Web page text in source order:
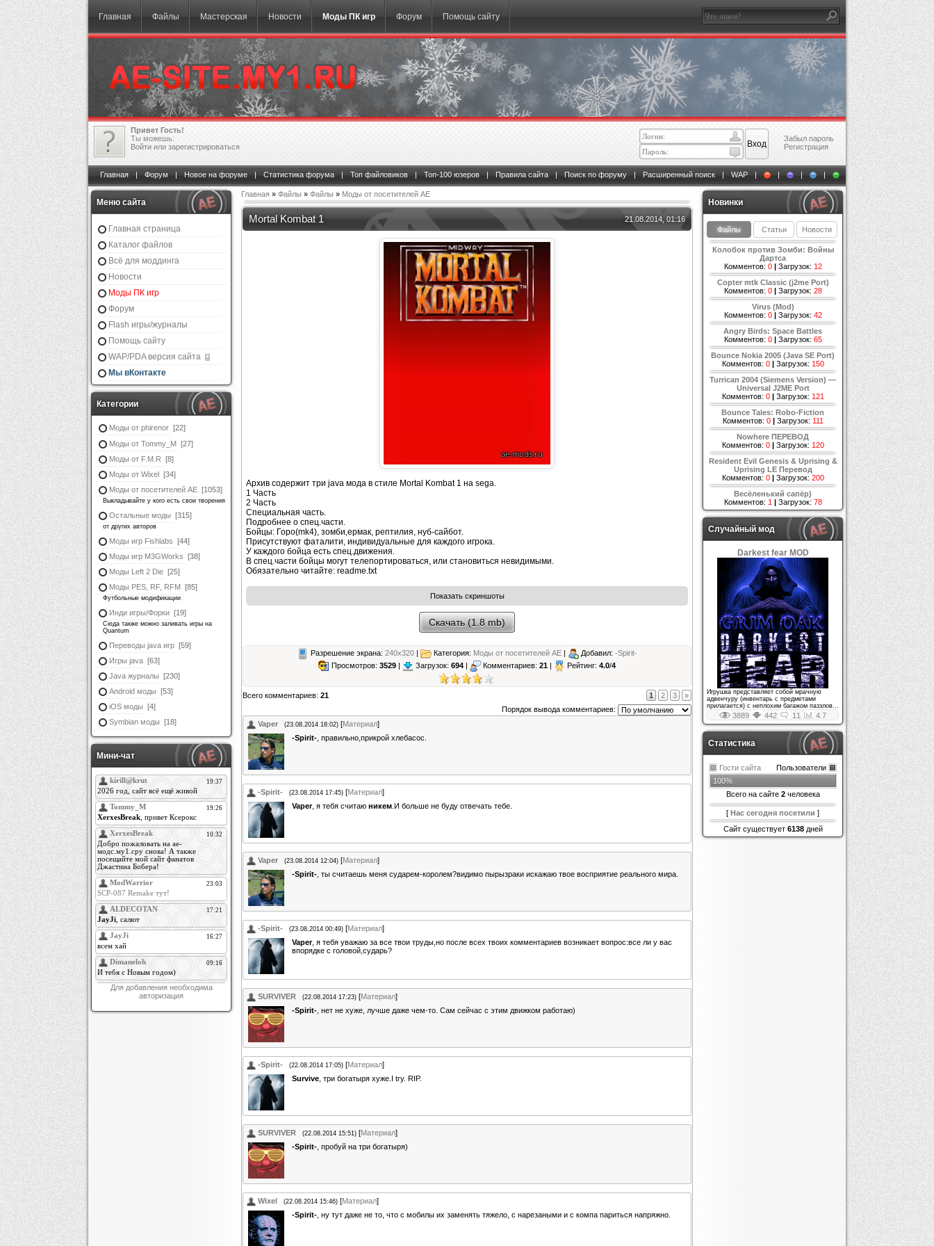
Главная Файлы Мастерская Новости Моды ПК игр Форум Помощь сайту
Привет Гость!
Ты можешь:
Войти или зарегистрироваться
Забыл пароль
Регистрация
Главная | Форум | Новое на форуме | Статистика форума | Топ файловиков | Топ-100 юзеров | Правила сайта | Поиск по форуму | Расширенный поиск | WAP | | | |
Меню сайта
Главная страница
Каталог файлов
Всё для моддинга
Новости
Моды ПК игр
Форум
Flash игры/журналы
Помощь сайту
WAP/PDA версия сайта
Мы вКонтакте
Категории
Моды от phirenor [22]
Моды от Tommy_M [27]
Моды от F.M.R [8]
Моды от Wixel [34]
Моды от посетителей АЕ [1053]
Выкладывайте у кого есть свои творения
Остальные моды [315]
от других авторов
Моды игр Fishlabs [44]
Моды игр M3GWorks [38]
Моды Left 2 Die [25]
Моды PES, RF, RFM [85]
Футбольные модификации
Инди игры/Форки [19]
Сюда также можно заливать игры на
Quantum
Переводы java игр [59]
Игры java [63]
Java журналы [230]
Android моды [53]
iOS моды [4]
Symbian моды [18]
Мини-чат
Для добавления необходима
авторизация
Главная » Файлы » Файлы » Моды от посетителей АЕ
21.08.2014, 01:16
Mortal Kombat 1
Архив содержит три java мода в стиле Mortal Kombat 1 на sega.
1 Часть
2 Часть
Специальная часть.
Подробнее о спец.части.
Бойцы: Горо(mk4), зомби,ермак, рептилия, нуб-сайбот.
Присутствуют фаталити, индивидуальные для каждого игрока.
У каждого бойца есть спец.движения.
В спец.части бойцы могут телепортироваться, или становиться невидимыми.
Обязательно читайте: readme.txt
Скачать (1.8 mb)
Разрешение экрана: 240x320| Категория: Моды от посетителей АЕ| Добавил: -Spirit-
Просмотров: 3529 | Загрузок: 694 | Комментариев: 21 | Рейтинг: 4.0/4
Всего комментариев: 21 1 2 3
»
Порядок вывода комментариев:
Vaper
(23.08.2014 18:02) [Материал]
-Spirit- , правильно,прикрой хлебасос.
-Spirit- (23.08.2014 17:45) [Материал]
Vaper, я тебя считаю никем .И больше не буду отвечать тебе.
Vaper (23.08.2014 12:04) [Материал]
-Spirit- , ты считаешь меня сударем-королем?видимо пырызраки искажаю твое восприятие реального мира.
-Spirit- (23.08.2014 00:49) [Материал]
Vaper, я тебя уважаю за все твои труды,но после всех твоих комментариев возникает вопрос:все ли у вас
впорядке с головой,сударь?
SURVIVER (22.08.2014 17:23) [Материал]
-Spirit- , нет не хуже, лучше даже чем-то. Сам сейчас с этим движком работаю)
-Spirit- (22.08.2014 17:05) [Материал]
Survive , три богатыря хуже.I try. RIP.
SURVIVER (22.08.2014 15:51) [Материал]
-Spirit- , пробуй на три богатыря)
Wixel (22.08.2014 15:46) [Материал]
-Spirit- , ну тут даже не то, что с мобилы их заменять тяжело, с нарезаными и с компа париться напряжно.
Новинки
Файлы Статьи Новости
Колобок против Зомби: Войны
Дартса
Комментов: 0| Загрузок: 12
Copter mtk Classic (j2me Port)
Комментов: 0| Загрузок: 28
Virus (Mod)
Комментов: 0| Загрузок: 42
Angry Birds: Space Battles
Комментов: 0| Загрузок: 65
Bounce Nokia 2005 (Java SE Port)
Комментов: 0| Загрузок: 150
Turrican 2004 (Siemens Version) —
Universal J2ME Port
Комментов: 0| Загрузок: 121
Bounce Tales: Robo-Fiction
Комментов: 0| Загрузок: 111
Nowhere ПЕРЕВОД
Комментов: 0| Загрузок: 120
Resident Evil Genesis & Uprising &
Uprising LE Перевод
Комментов: 0| Загрузок: 200
Весёленький сапёр)
Комментов: 1 | Загрузок: 78
Случайный мод
Darkest fear MOD
Игрушка представляет собой мрачную
адвенчуру (инвентарь с предметами
прилагается) с неплохим багажом паззлов...
3889 442 11 4.7
Статистика
Пользователи
Гости сайта
100%
Всего на сайте 2человека
[ Нас сегодня посетили ]
Сайт существует 6138дней